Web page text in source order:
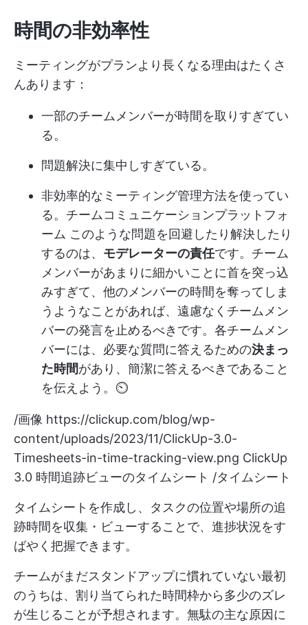
時間の非効率性
ミーティングがプランより長くなる理由はたくさ
んあります：
一部のチームメンバーが時間を取りすぎてい
る。
問題解決に集中しすぎている。
非効率的なミーティング管理方法を使ってい
る。 チームコミュニケーションプラットフォ
ーム このような問題を回避したり解決したり
するのは、 モデレーターの責任です。チーム
メンバーがあまりに細かいことに首を突っ込
みすぎて、他のメンバーの時間を奪ってしま
うようなことがあれば、遠慮なくチームメン
バーの発言を止めるべきです。各チームメン
バーには、必要な質問に答えるための決まっ
た時間があり、簡潔に答えるべきであること
を伝えよう。⏲️
/画像 https://clickup.com/blog/wp-
content/uploads/2023/11/ClickUp-3.0-
Timesheets-in-time-tracking-view.png ClickUp
3.0 時間追跡ビューのタイムシート /タイムシート
タイムシートを作成し、タスクの位置や場所の追
跡時間を収集・ビューすることで、進捗状況をす
ばやく把握できます。
チームがまだスタンドアップに慣れていない最初
のうちは、割り当てられた時間枠から多少のズレ
が生じることが予想されます。無駄の主な原因に